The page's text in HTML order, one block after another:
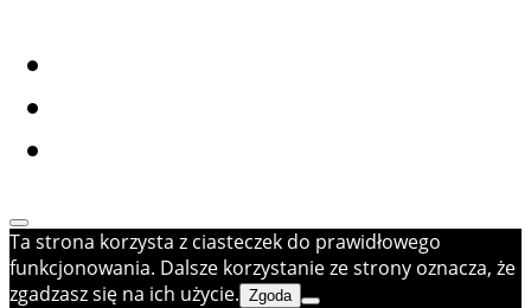
Ta strona korzysta z ciasteczek do prawidłowego
funkcjonowania. Dalsze korzystanie ze strony oznacza, że
zgadzasz się na ich użycie. Zgoda